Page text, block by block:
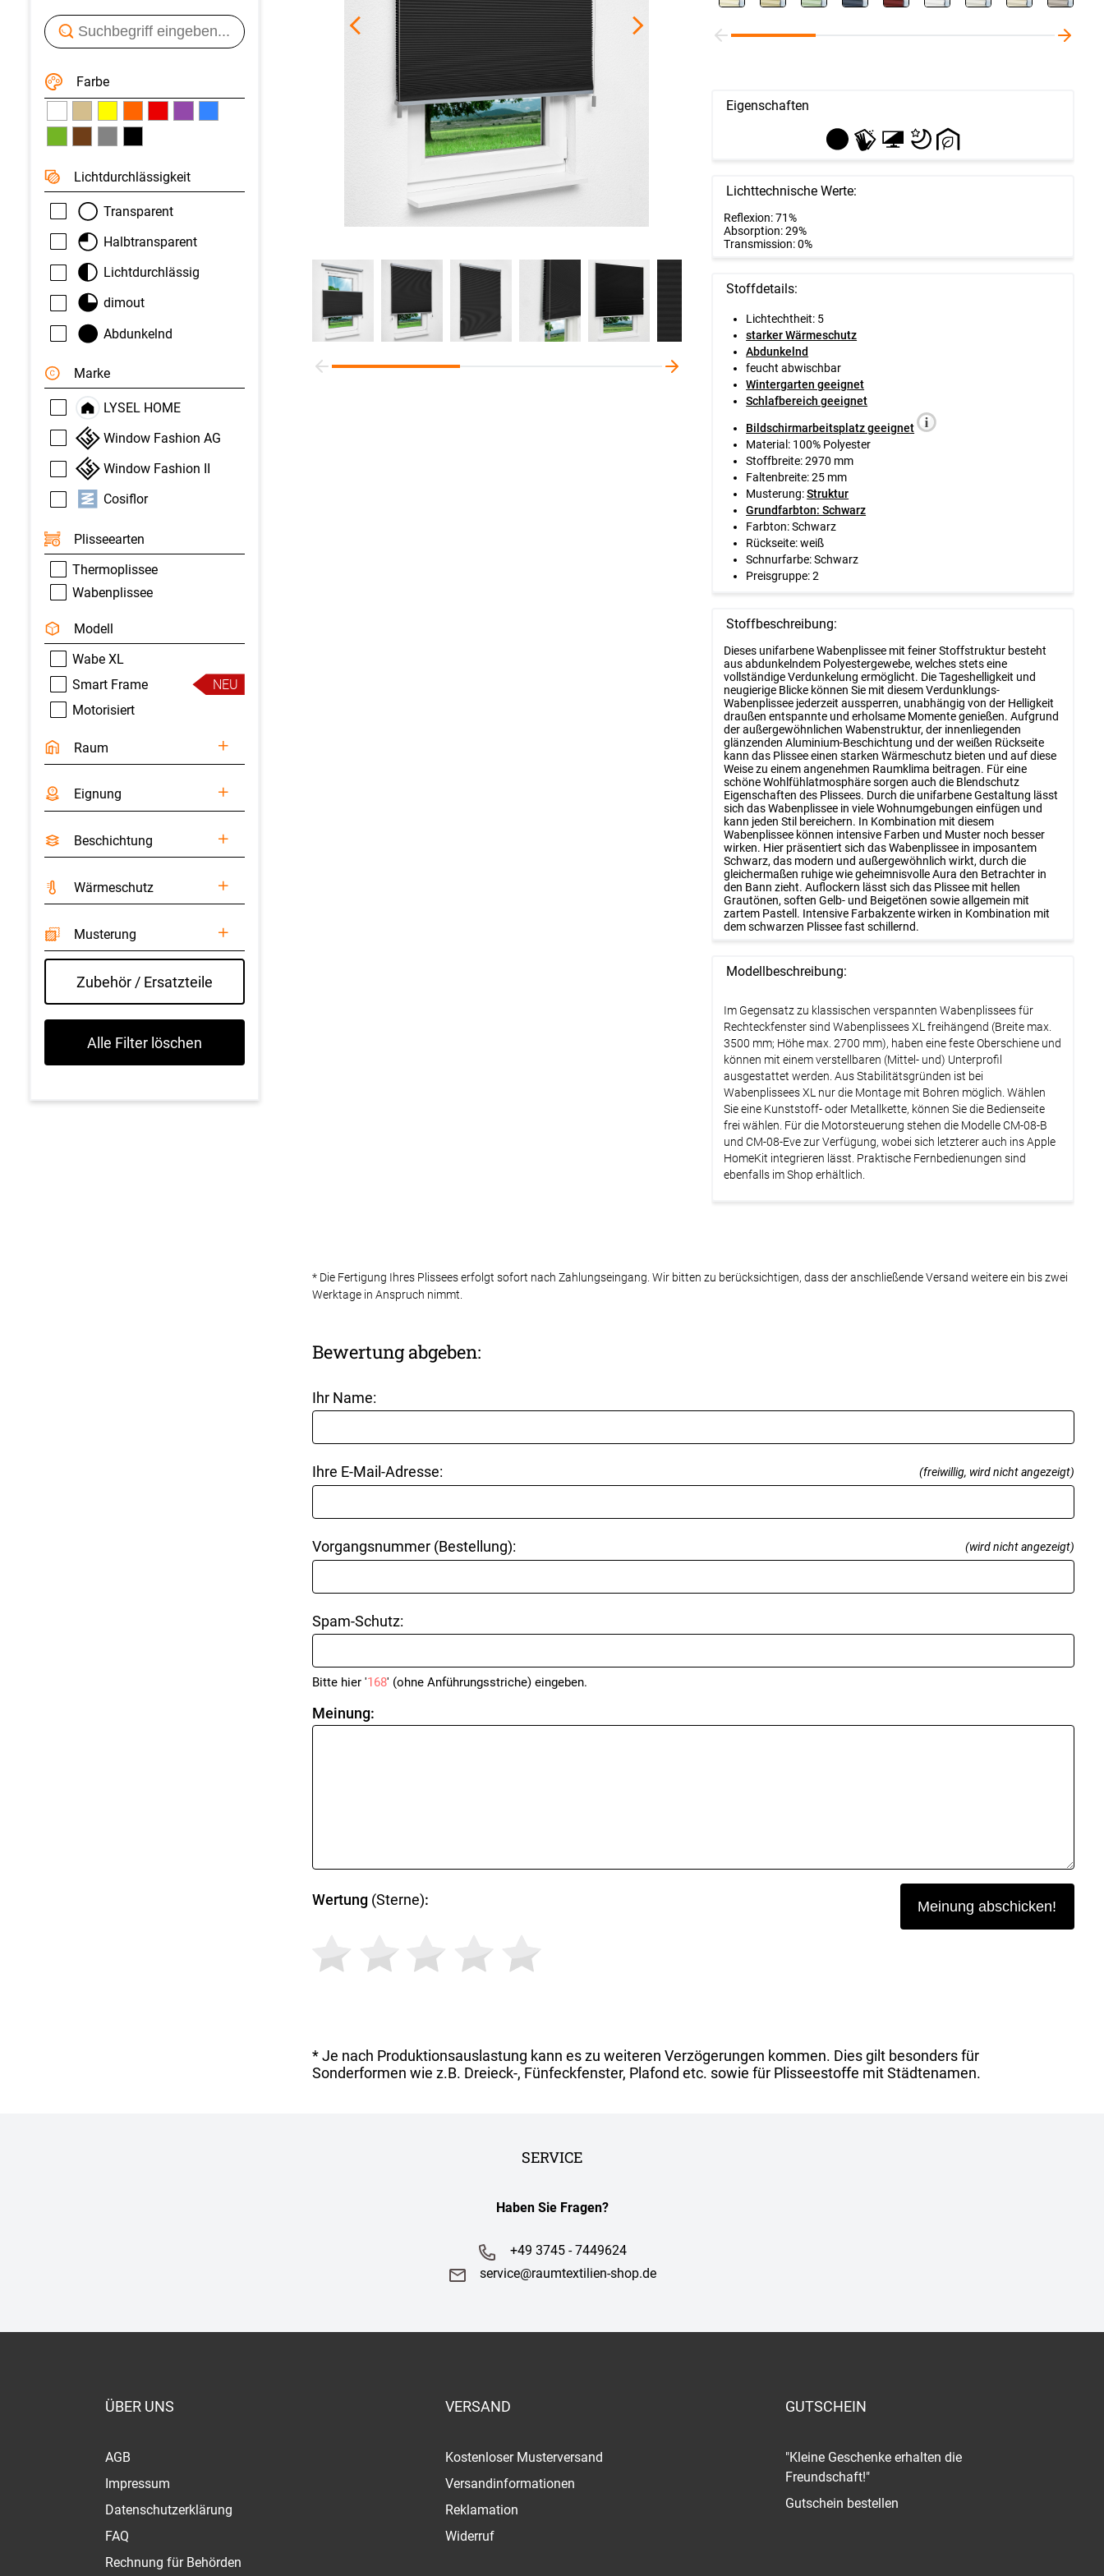
Farbe
Licht­durchlässigkeit
Transparent
Halbtransparent
Lichtdurchlässig
dimout
Abdunkelnd
Marke
LYSEL HOME
Window Fashion AG
Window Fashion II
Cosiflor
Plisseearten
Thermoplissee
Wabenplissee
Modell
Wabe XL
Smart Frame
NEU
Motorisiert
Raum
Eignung
Beschichtung
Wärmeschutz
Musterung
Zubehör / Ersatzteile
Alle Filter löschen
Eigenschaften
Lichttechnische Werte:
Reflexion: 71%
Absorption: 29%
Transmission: 0%
Stoffdetails:
Lichtechtheit: 5
starker Wärmeschutz
Abdunkelnd
feucht abwischbar
Wintergarten geeignet
Schlafbereich geeignet
Bildschirmarbeitsplatz geeignet
Material: 100% Polyester
Stoffbreite: 2970 mm
Faltenbreite: 25 mm
Musterung:Struktur
Grundfarbton: Schwarz
Farbton: Schwarz
Rückseite: weiß
Schnurfarbe: Schwarz
Preisgruppe: 2
Stoffbeschreibung:
Dieses unifarbene Wabenplissee mit feiner Stoffstruktur besteht
aus abdunkelndem Polyestergewebe, welches stets eine
vollständige Verdunkelung ermöglicht. Die Tageshelligkeit und
neugierige Blicke können Sie mit diesem Verdunklungs-
Wabenplissee jederzeit aussperren, unabhängig von der Helligkeit
draußen entspannte und erholsame Momente genießen. Aufgrund
der außergewöhnlichen Wabenstruktur, der innenliegenden
glänzenden Aluminium-Beschichtung und der weißen Rückseite
kann das Plissee einen starken Wärmeschutz bieten und auf diese
Weise zu einem angenehmen Raumklima beitragen. Für eine
schöne Wohlfühlatmosphäre sorgen auch die Blendschutz
Eigenschaften des Plissees. Durch die unifarbene Gestaltung lässt
sich das Wabenplissee in viele Wohnumgebungen einfügen und
kann jeden Stil bereichern. In Kombination mit diesem
Wabenplissee können intensive Farben und Muster noch besser
wirken. Hier präsentiert sich das Wabenplissee in imposantem
Schwarz, das modern und außergewöhnlich wirkt, durch die
gleichermaßen ruhige wie geheimnisvolle Aura den Betrachter in
den Bann zieht. Auflockern lässt sich das Plissee mit hellen
Grautönen, soften Gelb- und Beigetönen sowie allgemein mit
zartem Pastell. Intensive Farbakzente wirken in Kombination mit
dem schwarzen Plissee fast schillernd.
Modellbeschreibung:
Im Gegensatz zu klassischen verspannten Wabenplissees für
Rechteckfenster sind Wabenplissees XL freihängend (Breite max.
3500 mm; Höhe max. 2700 mm), haben eine feste Oberschiene und
können mit einem verstellbaren (Mittel- und) Unterprofil
ausgestattet werden. Aus Stabilitätsgründen ist bei
Wabenplissees XL nur die Montage mit Bohren möglich. Wählen
Sie eine Kunststoff- oder Metallkette, können Sie die Bedienseite
frei wählen. Für die Motorsteuerung stehen die Modelle CM-08-B
und CM-08-Eve zur Verfügung, wobei sich letzterer auch ins Apple
HomeKit integrieren lässt. Praktische Fernbedienungen sind
ebenfalls im Shop erhältlich.
* Die Fertigung Ihres Plissees erfolgt sofort nach Zahlungseingang. Wir bitten zu berücksichtigen, dass der anschließende Versand weitere ein bis zwei
Werktage in Anspruch nimmt.
Bewertung abgeben:
Ihr Name:
Ihre E-Mail-Adresse: (freiwillig, wird nicht angezeigt)
Vorgangsnummer (Bestellung): (wird nicht angezeigt)
Spam-Schutz:
Bitte hier '168' (ohne Anführungsstriche) eingeben.
Meinung:
Wertung(Sterne):
* Je nach Produktionsauslastung kann es zu weiteren Verzögerungen kommen. Dies gilt besonders für
Sonderformen wie z.B. Dreieck-, Fünfeckfenster, Plafond etc. sowie für Plisseestoffe mit Städtenamen.
SERVICE
Haben Sie Fragen?
+49 3745 - 7449624
service@raumtextilien-shop.de
ÜBER UNS
AGB
Impressum
Datenschutzerklärung
FAQ
Rechnung für Behörden
VERSAND
Kostenloser Musterversand
Versandinformationen
Reklamation
Widerruf
GUTSCHEIN
"Kleine Geschenke erhalten die
Freundschaft!"
Gutschein bestellen